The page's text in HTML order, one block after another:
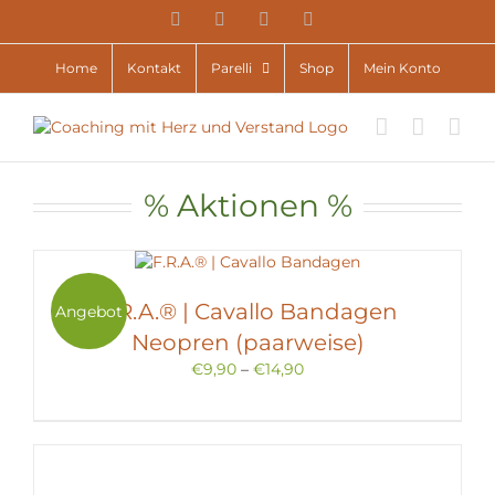
YouTubeFacebookInstagram
Home Kontakt Parelli Shop Mein Konto
% Aktionen %
AngebotF.R.A.® | Cavallo Bandagen
Neopren (paarweise)
€9,90 – €14,90